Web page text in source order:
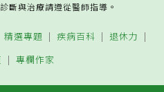
斷與治療請遵從醫師指導。
精選專題 疾病百科
退休力
專欄作家